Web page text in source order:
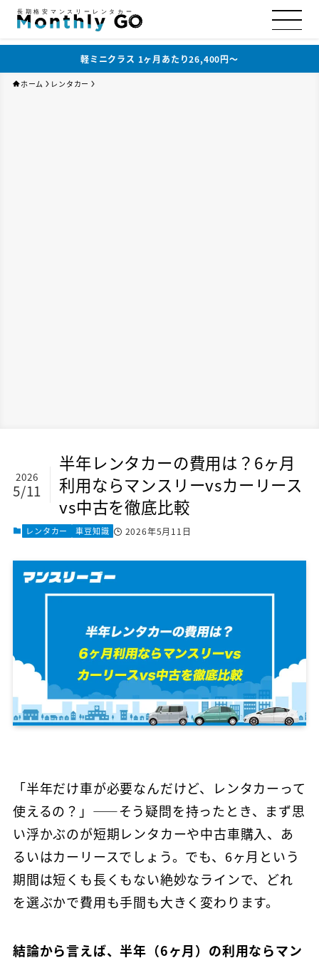
長期格安マンスリーレンタカー
軽ミニクラス 1ヶ月あたり26,400円〜
ホーム レンタカー
半年レンタカーの費用は？6ヶ月
利用ならマンスリーvsカーリース
vs中古を徹底比較
2026
5/11
レンタカー 車豆知識 2026年5月11日
「半年だけ車が必要なんだけど、レンタカーって
使えるの？」——そう疑問を持ったとき、まず思
い浮かぶのが短期レンタカーや中古車購入、あ
るいはカーリースでしょう。でも、6ヶ月という
期間は短くも長くもない絶妙なラインで、どれ
を選ぶかで費用も手間も大きく変わります。
結論から言えば、半年（6ヶ月）の利用ならマン